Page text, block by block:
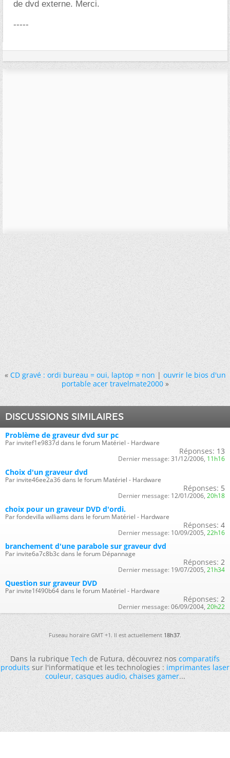
de dvd externe. Merci.
-----
« CD gravé : ordi bureau = oui, laptop = non|ouvrir le bios d'un
portable acer travelmate2000 »
DISCUSSIONS SIMILAIRES
Problème de graveur dvd sur pc
Par invitef1e9837d dans le forum Matériel - Hardware
Réponses: 13
Dernier message: 31/12/2006, 11h16
Choix d'un graveur dvd
Par invite46ee2a36 dans le forum Matériel - Hardware
Réponses: 5
Dernier message: 12/01/2006, 20h18
choix pour un graveur DVD d'ordi.
Par fondevilla williams dans le forum Matériel - Hardware
Réponses: 4
Dernier message: 10/09/2005, 22h16
branchement d'une parabole sur graveur dvd
Par invite6a7c8b3c dans le forum Dépannage
Réponses: 2
Dernier message: 19/07/2005, 21h34
Question sur graveur DVD
Par invite1f490b64 dans le forum Matériel - Hardware
Réponses: 2
Dernier message: 06/09/2004, 20h22
Fuseau horaire GMT +1. Il est actuellement18h37.
Dans la rubriqueTechde Futura, découvrez noscomparatifs
produitssur l'informatique et les technologies :imprimantes laser
couleur,casques audio,chaises gamer...